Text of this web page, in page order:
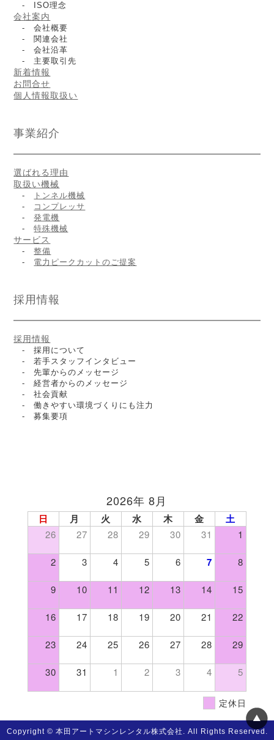
- ISO理念
会社案内
- 会社概要
- 関連会社
- 会社沿革
- 主要取引先
新着情報
お問合せ
個人情報取扱い
事業紹介
選ばれる理由
取扱い機械
-
トンネル機械
-
コンプレッサ
-発電機
-特殊機械
サービス
-整備
- 電力ピークカットのご提案
採用情報
採用情報
- 採用について
- 若手スタッフインタビュー
- 先輩からのメッセージ
- 経営者からのメッセージ
- 社会貢献
- 働きやすい環境づくりにも注力
- 募集要項
2026年 8月
日 月 火 水 木 金 土
26 27 28 29 30 31 1
2 3 4 5 6 7 8
9 10 11 12 13 14 15
16 17 18 19 20 21 22
23 24 25 26 27 28 29
30 31 1 2 3 4 5
定休日
Copyright © 本田アートマシンレンタル株式会社. All Rights Reserved.